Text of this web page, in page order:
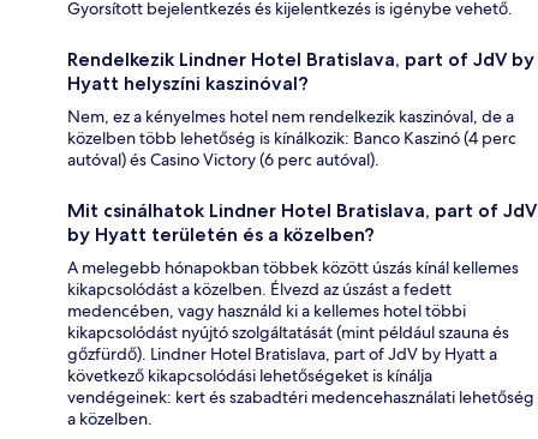
Gyorsított bejelentkezés és kijelentkezés is igénybe vehető.
Rendelkezik Lindner Hotel Bratislava, part of JdV by
Hyatt helyszíni kaszinóval?
Nem, ez a kényelmes hotel nem rendelkezik kaszinóval, de a
közelben több lehetőség is kínálkozik: Banco Kaszinó (4 perc
autóval) és Casino Victory (6 perc autóval).
Mit csinálhatok Lindner Hotel Bratislava, part of JdV
by Hyatt területén és a közelben?
A melegebb hónapokban többek között úszás kínál kellemes
kikapcsolódást a közelben. Élvezd az úszást a fedett
medencében, vagy használd ki a kellemes hotel többi
kikapcsolódást nyújtó szolgáltatását (mint például szauna és
gőzfürdő). Lindner Hotel Bratislava, part of JdV by Hyatt a
következő kikapcsolódási lehetőségeket is kínálja
vendégeinek: kert és szabadtéri medencehasználati lehetőség
a közelben.